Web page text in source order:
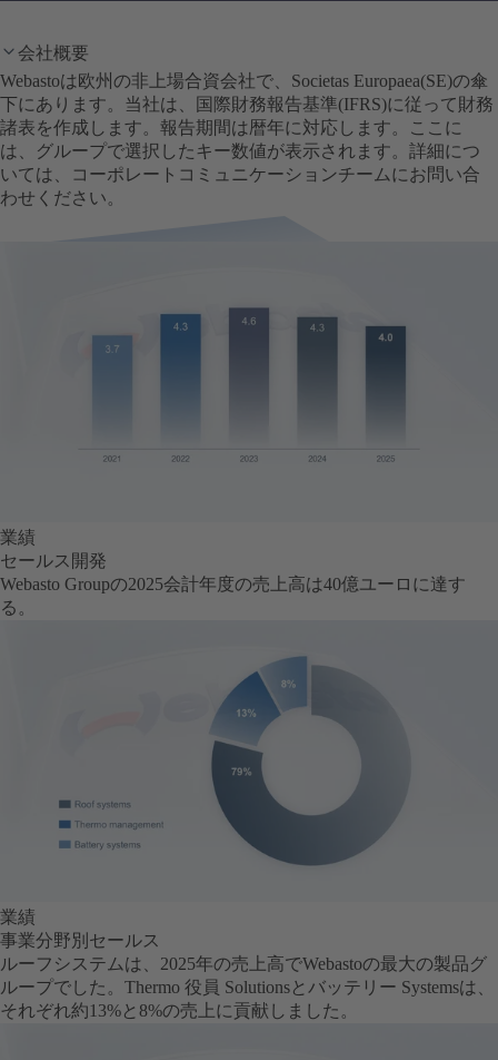
会社概要
Webastoは欧州の非上場合資会社で、Societas Europaea(SE)の傘
下にあります。当社は、国際財務報告基準(IFRS)に従って財務
諸表を作成します。報告期間は暦年に対応します。ここに
は、グループで選択したキー数値が表示されます。詳細につ
いては、コーポレートコミュニケーションチームにお問い合
わせください。
業績
セールス開発
Webasto Groupの2025会計年度の売上高は40億ユーロに達す
る。
業績
事業分野別セールス
ルーフシステムは、2025年の売上高でWebastoの最大の製品グ
ループでした。Thermo 役員 Solutionsとバッテリー Systemsは、
それぞれ約13%と8%の売上に貢献しました。